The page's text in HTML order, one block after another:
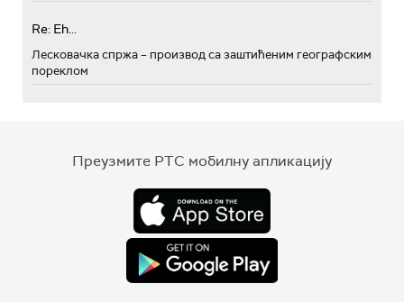
Re: Eh...
Лесковачка спржа – производ са заштићеним географским
пореклом
Преузмите РТС мобилну апликацију